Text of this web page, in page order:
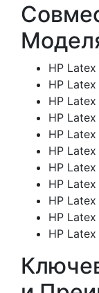
HP Latex
HP Latex
HP Latex
HP
HP
HP
HP
HP
HP
HP
HP